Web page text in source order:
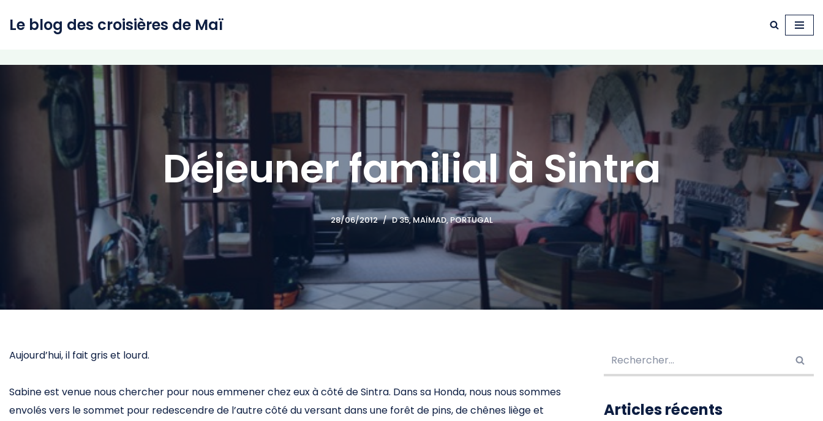
Aller
contenu
Le blog des croisières de Maï
Déjeuner familial à Sintra
28/06/2012 D 35, MAÏMAD,PORTUGAL
Aujourd’hui, il fait gris et lourd.
Sabine est venue nous chercher pour nous emmener chez eux à côté de Sintra. Dans sa Honda, nous nous sommes
envolés vers le sommet pour redescendre de l’autre côté du versant dans une forêt de pins, de chênes liège et
Articles récents